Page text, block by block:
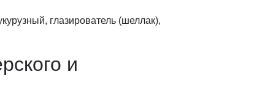
глазирователь (шеллак),
и